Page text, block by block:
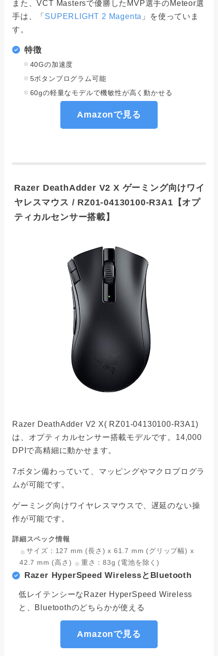
また、VCT Mastersで優勝したMVP選手のMeteor選
手は、「 SUPERLIGHT 2 Magenta 」を使っていま
す。
特徴
40Gの加速度
5ボタンプログラム可能
60gの軽量なモデルで機敏性が高く動かせる
Amazonで見る
Razer DeathAdder V2 X ゲーミング向けワイ
ヤレスマウス / RZ01-04130100-R3A1【オプ
ティカルセンサー搭載】
Razer DeathAdder V2 X( RZ01-04130100-R3A1)
は、オプティカルセンサー搭載モデルです。14,000
DPIで高精細に動かせます。
7ボタン備わっていて、マッピングやマクロプログラ
ムが可能です。
ゲーミング向けワイヤレスマウスで、遅延のない操
作が可能です。
詳細スペック情報
サイズ：127 mm (長さ) x 61.7 mm (グリップ幅) x
42.7 mm (高さ)
重さ：83g (電池を除く)
Razer HyperSpeed WirelessとBluetooth
低レイテンシーなRazer HyperSpeed Wireless
と、Bluetoothのどちらかが使える
Amazonで見る